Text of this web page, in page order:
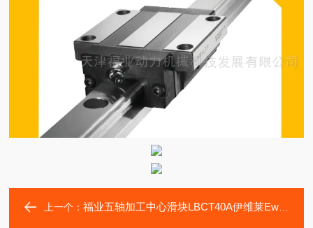
上一个：福业五轴加工中心滑块LBCT40A伊维莱Ewellix轴承